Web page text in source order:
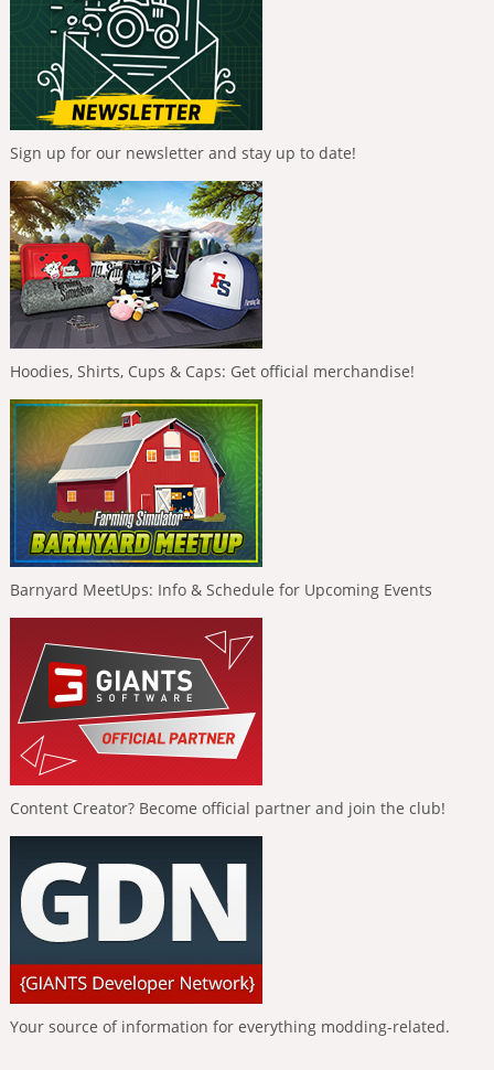
Sign up for our newsletter and stay up to date!
Hoodies, Shirts, Cups & Caps: Get official merchandise!
Barnyard MeetUps: Info & Schedule for Upcoming Events
Content Creator? Become official partner and join the club!
Your source of information for everything modding-related.